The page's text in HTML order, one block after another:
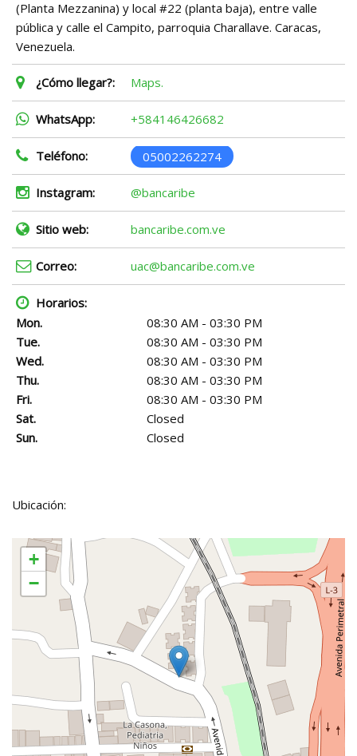
(Planta Mezzanina) y local #22 (planta baja), entre valle
pública y calle el Campito, parroquia Charallave. Caracas,
Venezuela.
¿Cómo llegar?: Maps.
WhatsApp: +584146426682
Teléfono: 05002262274
Instagram: @bancaribe
Sitio web: bancaribe.com.ve
Correo: uac@bancaribe.com.ve
Horarios:
Mon.
08:30 AM - 03:30 PM
Tue.
08:30 AM - 03:30 PM
Wed.
08:30 AM - 03:30 PM
Thu.
08:30 AM - 03:30 PM
Fri.
08:30 AM - 03:30 PM
Sat.
Closed
Sun.
Closed
Ubicación:
+
−